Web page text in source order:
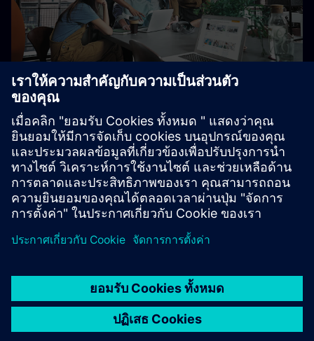
แพ็คเกจผู้ฝึกสอนคู่มือ SCE
(ภาพรวมโดยละเอียด)
อังกฤษ
ฝรั่งเศส
เยอรมัน